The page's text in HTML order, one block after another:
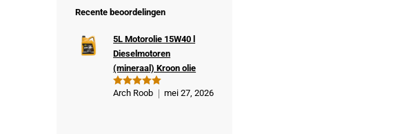
Recente beoordelingen
Gewaardeer
5L Motorolie 15W40 l
Dieselmotoren
(mineraal) Kroon olie
Arch Roob mei 27, 2026